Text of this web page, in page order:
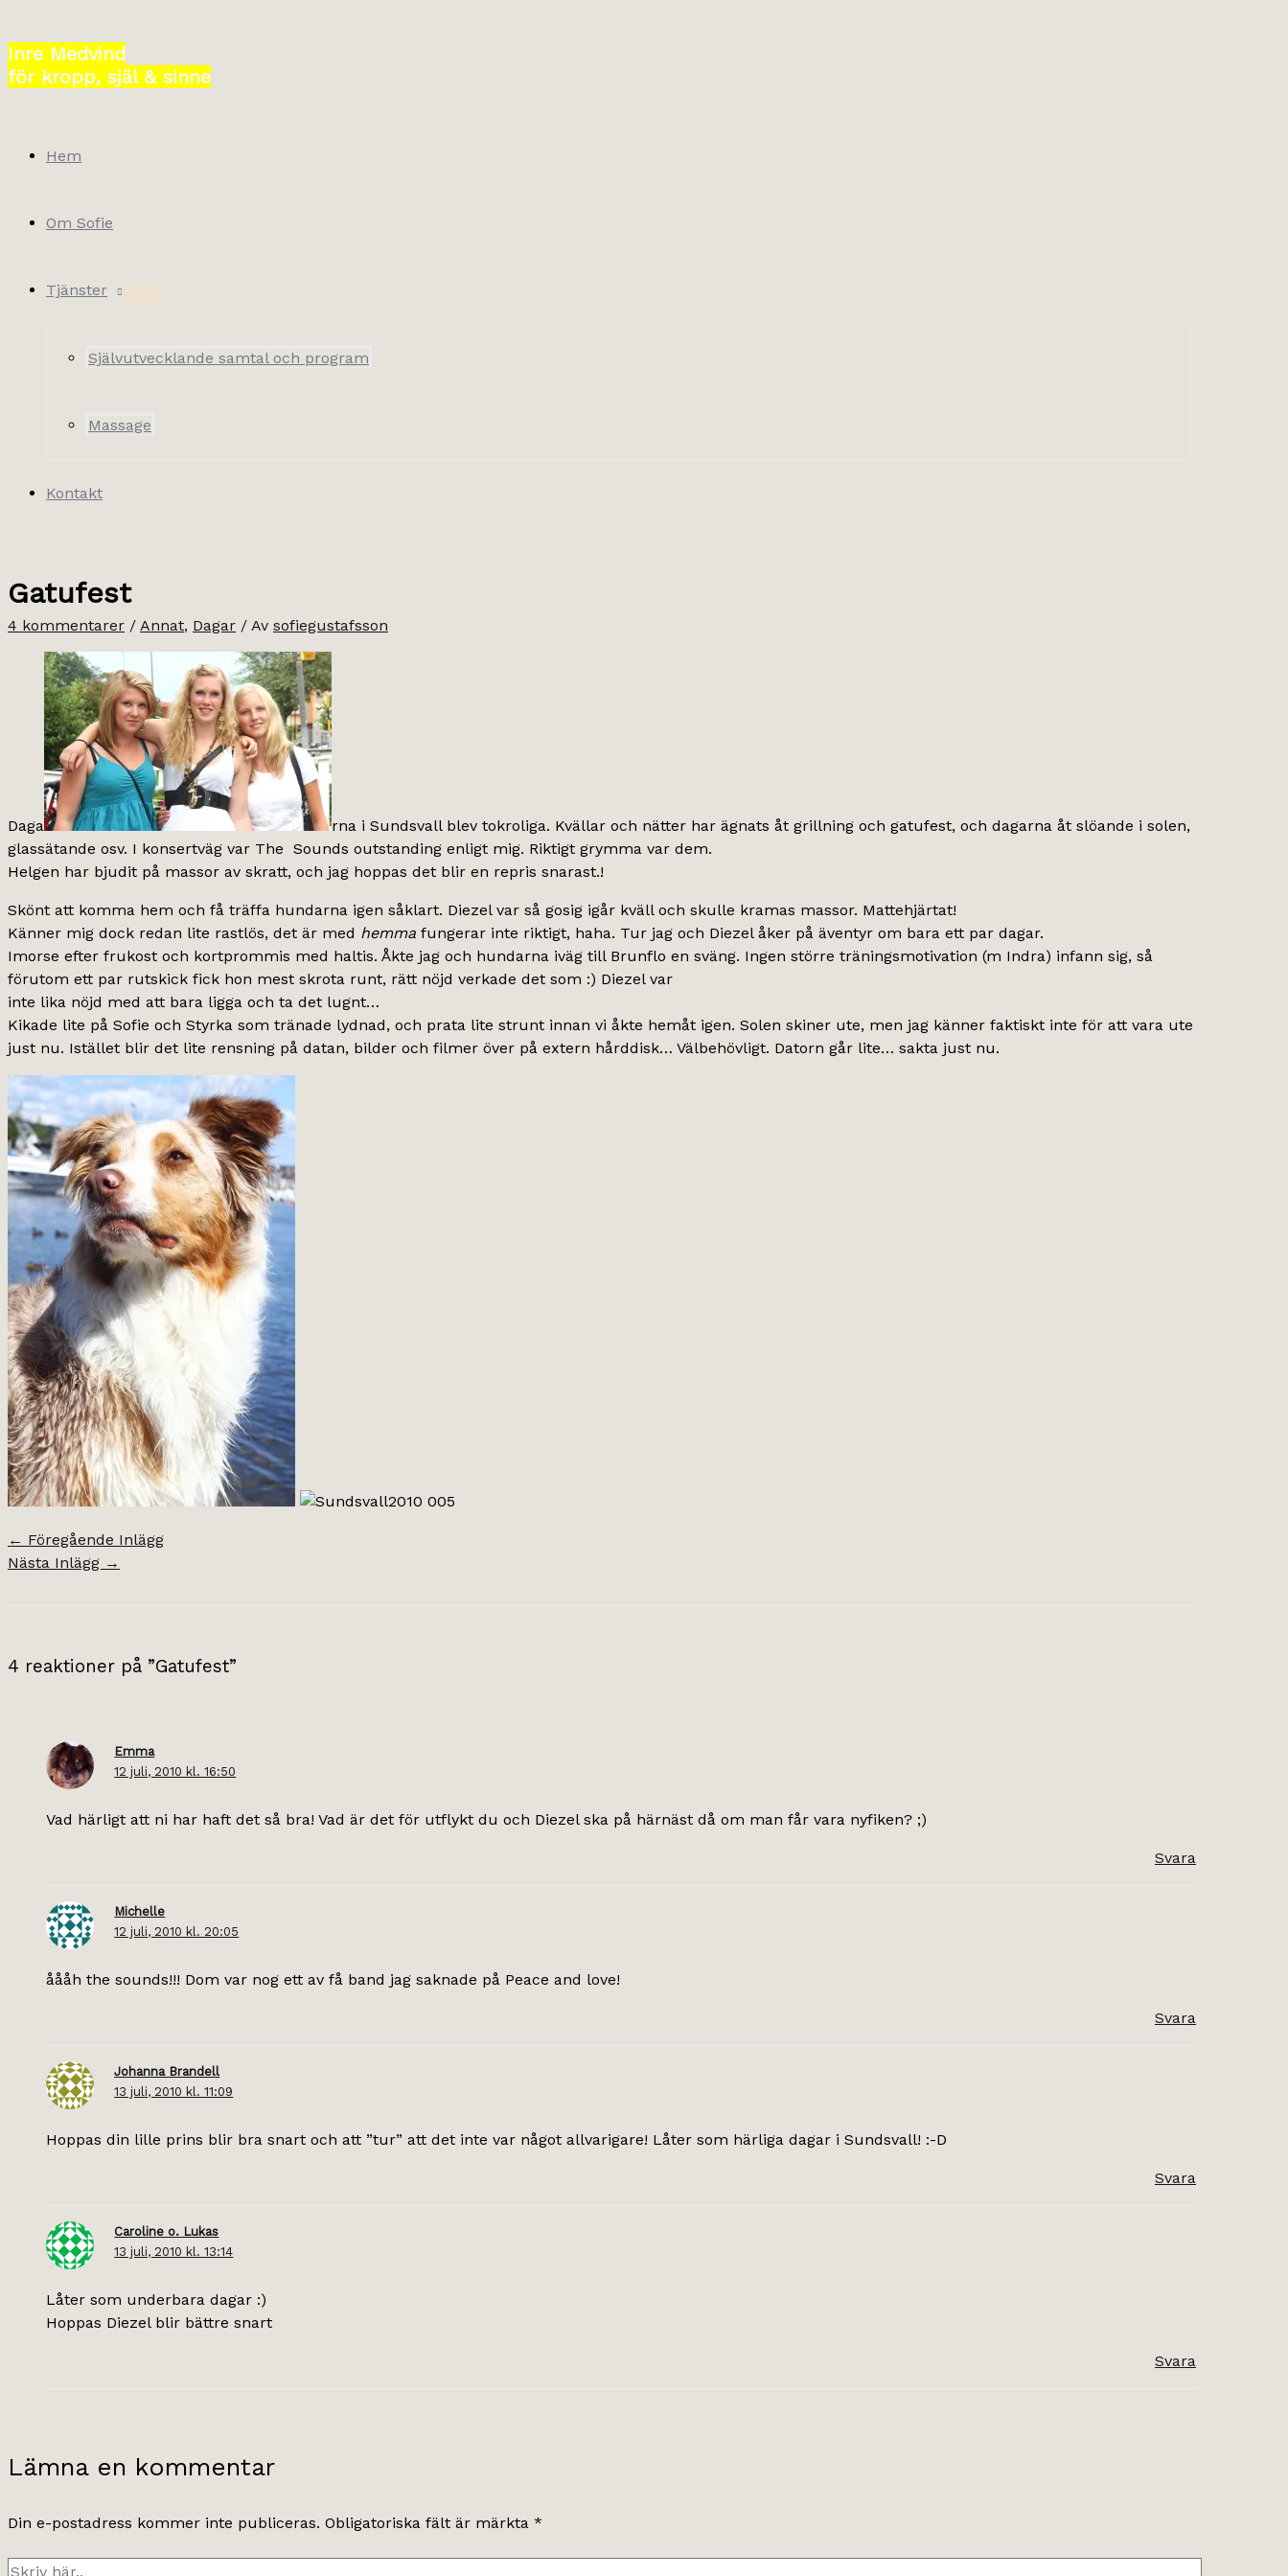
till
innehåll
Inre Medvind
för kropp, själ & sinne
Hem
Om Sofie
Tjänster
Självutvecklande samtal och program
Massage
Kontakt
Gatufest
4 kommentarer / Annat, Dagar / Av sofiegustafsson
Daga
rna i Sundsvall blev tokroliga. Kvällar och nätter har ägnats åt grillning och gatufest, och dagarna åt slöande i solen,
glassätande osv. I konsertväg var The Sounds outstanding enligt mig. Riktigt grymma var dem.
Helgen har bjudit på massor av skratt, och jag hoppas det blir en repris snarast.!
Skönt att komma hem och få träffa hundarna igen såklart. Diezel var så gosig igår kväll och skulle kramas massor. Mattehjärtat!
Känner mig dock redan lite rastlös, det är med hemma fungerar inte riktigt, haha. Tur jag och Diezel åker på äventyr om bara ett par dagar.
Imorse efter frukost och kortprommis med haltis. Åkte jag och hundarna iväg till Brunflo en sväng. Ingen större träningsmotivation (m Indra) infann sig, så
förutom ett par rutskick fick hon mest skrota runt, rätt nöjd verkade det som :) Diezel var
inte lika nöjd med att bara ligga och ta det lugnt…
Kikade lite på Sofie och Styrka som tränade lydnad, och prata lite strunt innan vi åkte hemåt igen. Solen skiner ute, men jag känner faktiskt inte för att vara ute
just nu. Istället blir det lite rensning på datan, bilder och filmer över på extern hårddisk… Välbehövligt. Datorn går lite… sakta just nu.
← Föregående Inlägg
Nästa Inlägg →
4 reaktioner på ”Gatufest”
Emma
12 juli, 2010 kl. 16:50
Vad härligt att ni har haft det så bra! Vad är det för utflykt du och Diezel ska på härnäst då om man får vara nyfiken? ;)
Svara
Michelle
12 juli, 2010 kl. 20:05
åååh the sounds!!! Dom var nog ett av få band jag saknade på Peace and love!
Svara
Johanna Brandell
13 juli, 2010 kl. 11:09
Hoppas din lille prins blir bra snart och att ”tur” att det inte var något allvarigare! Låter som härliga dagar i Sundsvall! :-D
Svara
Caroline o. Lukas
13 juli, 2010 kl. 13:14
Låter som underbara dagar :)
Hoppas Diezel blir bättre snart
Svara
Lämna en kommentar
Din e-postadress kommer inte publiceras. Obligatoriska fält är märkta *
Skriv